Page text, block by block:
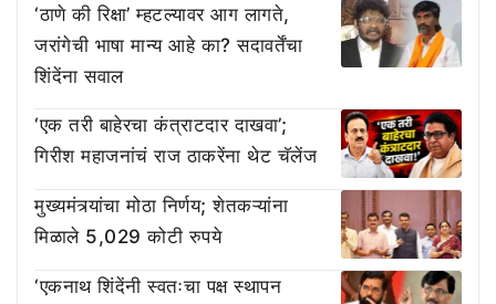
‘ठाणे की रिक्षा’ म्हटल्यावर आग लागते,
जरांगेची भाषा मान्य आहे का? सदावर्तेंचा
शिंदेंना सवाल
‘एक तरी बाहेरचा कंत्राटदार दाखवा’;
गिरीश महाजनांचं राज ठाकरेंना थेट चॅलेंज
मुख्यमंत्र्यांचा मोठा निर्णय; शेतकऱ्यांना
मिळाले 5,029 कोटी रुपये
‘एकनाथ शिंदेंनी स्वतःचा पक्ष स्थापन